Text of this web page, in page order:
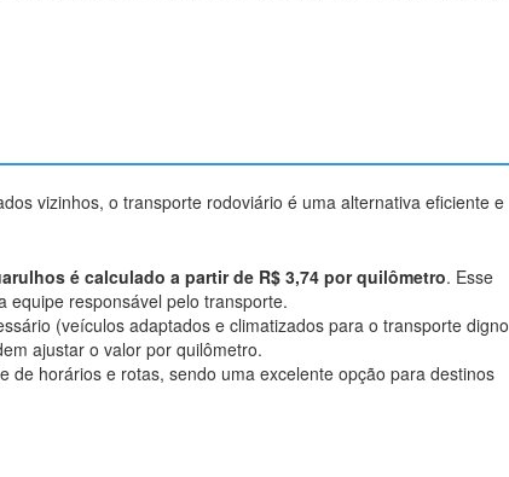
vizinhos, o transporte rodoviário é uma alternativa eficiente e
é calculado a partir de R$ 3,74 por quilômetro. Esse
equipe responsável pelo transporte.
(veículos adaptados e climatizados para o transporte digno
ajustar o valor por quilômetro.
de horários e rotas, sendo uma excelente opção para destinos